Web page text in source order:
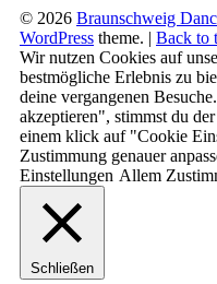
© 2026 Braunschweig
WordPress theme. | Back to
Wir nutzen Cookies auf
bestmögliche Erlebnis zu
deine vergangenen
akzeptieren", stimmst du
einem klick auf "Cookie
Zustimmung genauer
Einstellungen Allem
Schließen